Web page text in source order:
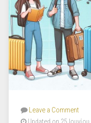
Leave a Comment